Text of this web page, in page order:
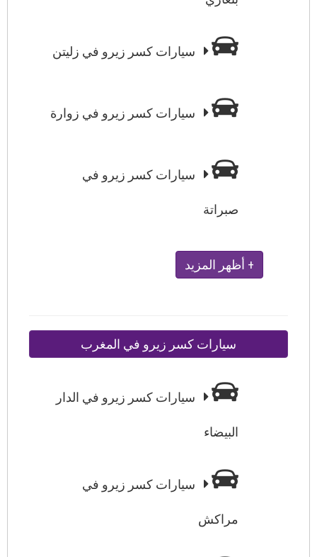
سيارات كسر زيرو في زليتن
سيارات كسر زيرو في زوارة
سيارات كسر زيرو في
صبراتة
+ أظهر المزيد
سيارات كسر زيرو في المغرب
سيارات كسر زيرو في الدار
البيضاء
سيارات كسر زيرو في
مراكش